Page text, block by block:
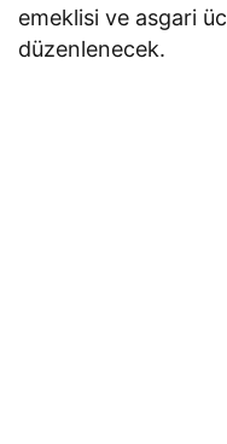
emeklisi ve asgari
düzenlenecek.